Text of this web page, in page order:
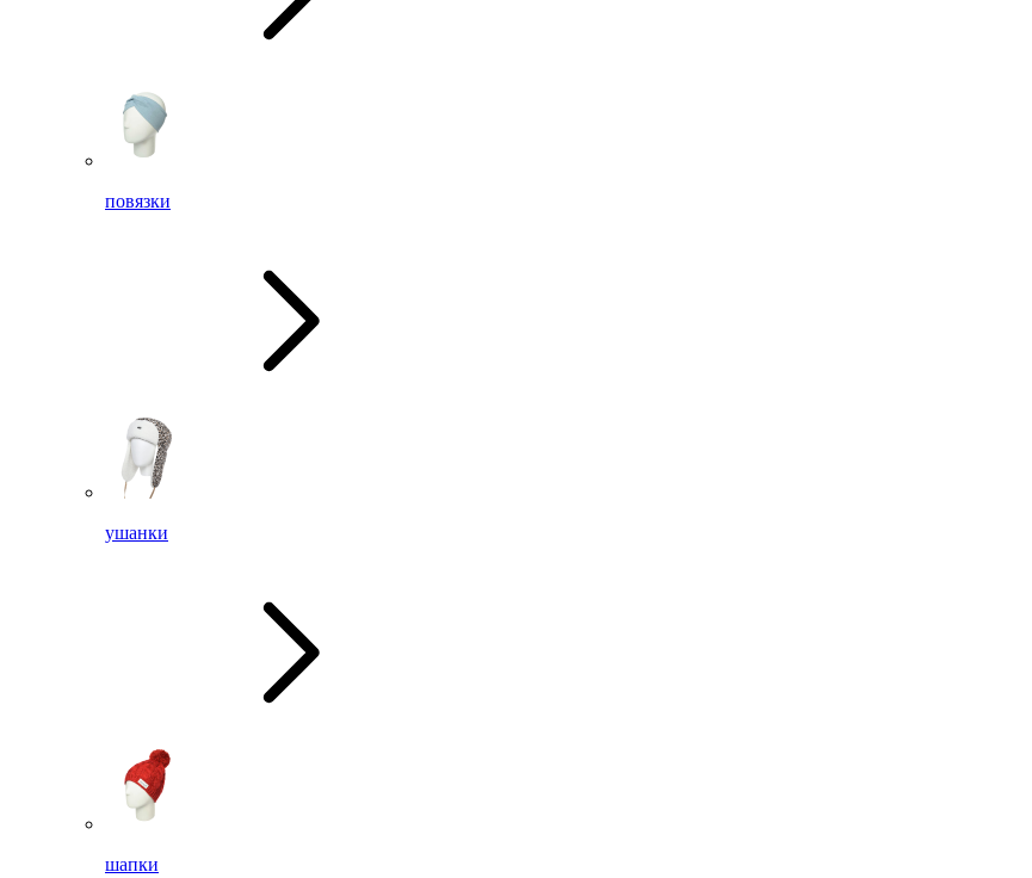
повязки
ушанки
шапки